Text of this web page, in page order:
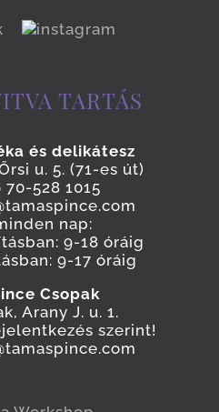
TARTÁS
és delikátesz
u. 5. (71-es út)
70-528 1015
nap:
9-18 óráig
9-17 óráig
Csopak
Arany J. u. 1.
szerint!